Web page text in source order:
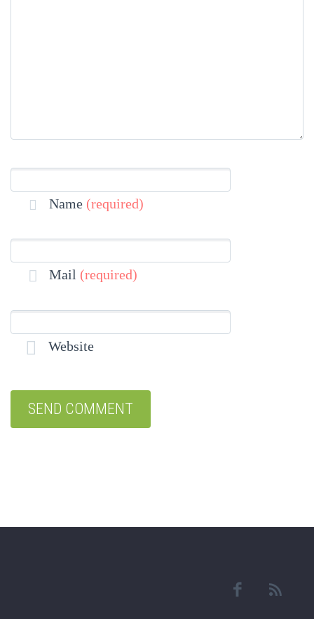
Name (required)
Mail (required)
Website